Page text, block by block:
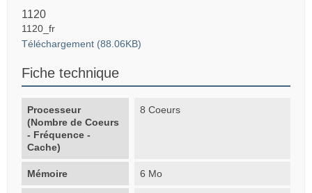
1120
1120_fr
Téléchargement (88.06KB)
Fiche technique
Processeur
(Nombre de Coeurs
- Fréquence -
Cache)
8 Coeurs
Mémoire 6 Mo